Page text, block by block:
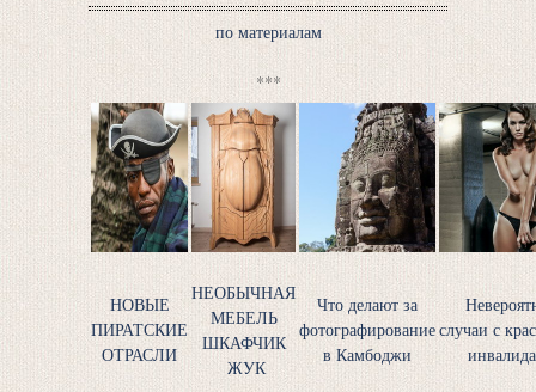
по материалам
***
НОВЫЕ
ПИРАТСКИЕ
ОТРАСЛИ
НЕОБЫЧНАЯ
МЕБЕЛЬ
ШКАФЧИК
ЖУК
Что делают за
фотографирование
в Камбоджи
случаи с